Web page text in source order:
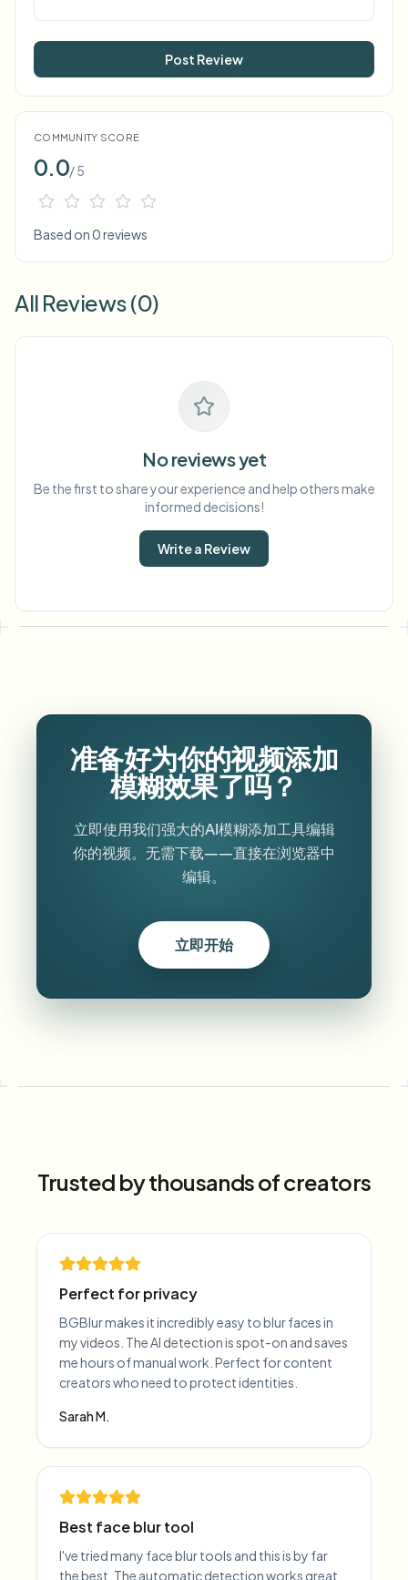
Post Review
COMMUNITY SCORE
0.0/ 5
Based on 0 reviews
All Reviews (0)
No reviews yet
Be the first to share your experience and help others make
informed decisions!
Write a Review
准备好为你的视频添加
模糊效果了吗？
立即使用我们强大的AI模糊添加工具编辑
你的视频。无需下载——直接在浏览器中
编辑。
立即开始
Trusted by thousands of creators
Perfect for privacy
BGBlur makes it incredibly easy to blur faces in
my videos. The AI detection is spot-on and saves
me hours of manual work. Perfect for content
creators who need to protect identities.
Sarah M.
Best face blur tool
I've tried many face blur tools and this is by far
the best. The automatic detection works great